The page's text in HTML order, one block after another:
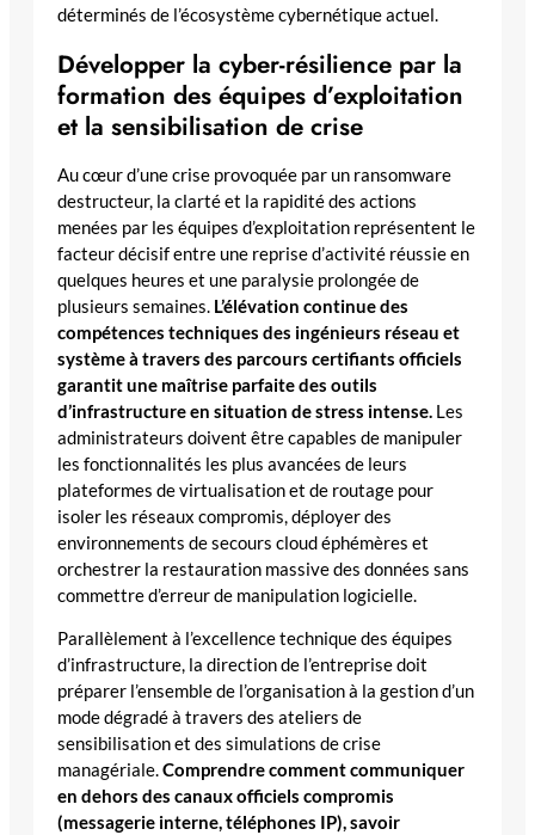
déterminés de l’écosystème cybernétique actuel.
Développer la cyber-résilience par la
formation des équipes d’exploitation
et la sensibilisation de crise
Au cœur d’une crise provoquée par un ransomware
destructeur, la clarté et la rapidité des actions
menées par les équipes d’exploitation représentent le
facteur décisif entre une reprise d’activité réussie en
quelques heures et une paralysie prolongée de
plusieurs semaines. L’élévation continue des
compétences techniques des ingénieurs réseau et
système à travers des parcours certifiants officiels
garantit une maîtrise parfaite des outils
d’infrastructure en situation de stress intense. Les
administrateurs doivent être capables de manipuler
les fonctionnalités les plus avancées de leurs
plateformes de virtualisation et de routage pour
isoler les réseaux compromis, déployer des
environnements de secours cloud éphémères et
orchestrer la restauration massive des données sans
commettre d’erreur de manipulation logicielle.
Parallèlement à l’excellence technique des équipes
d’infrastructure, la direction de l’entreprise doit
préparer l’ensemble de l’organisation à la gestion d’un
mode dégradé à travers des ateliers de
sensibilisation et des simulations de crise
managériale.Comprendre comment communiquer
en dehors des canaux officiels compromis
(messagerie interne, téléphones IP), savoir